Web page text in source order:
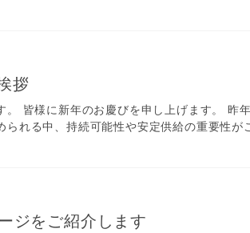
拶
。 皆様に新年のお慶びを申し上げます。 昨
られる中、持続可能性や安定供給の重要性が
ジをご紹介します